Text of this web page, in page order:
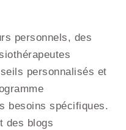
personnels, des
personnalisés et
besoins spécifiques.
des blogs